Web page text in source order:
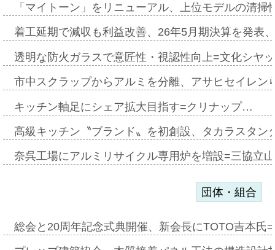
「マイトーン」をリニューアル、上位モデルの清
着工延期で減収も利益改善、26年5月期決算を発表
透明な防火ガラスで意匠性・視認性向上=文化シヤ
市中スクラップからアルミを分離、アサヒセイレ
キッチン軸足にシェア拡大目指す=クリナップ…
高級キッチン〝ブランド〟を初創設、タカラスタ
奈呉工場にアルミリサイクル専用炉を増設=三協立
団体・組合
総会と20周年記念式典開催、新会長にTOTO吉本氏